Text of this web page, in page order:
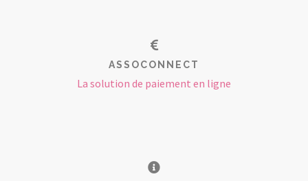
ASSOCONNECT
La solution de paiement en ligne